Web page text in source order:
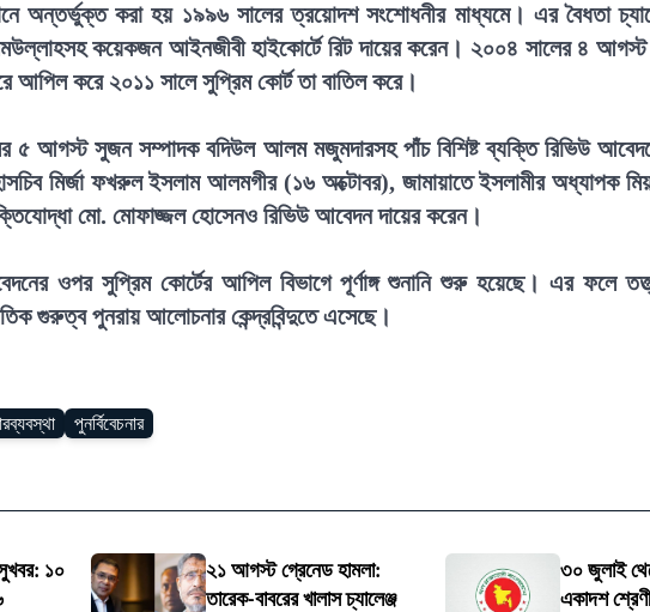
অন্তর্ভুক্ত করা হয় ১৯৯৬ সালের ত্রয়োদশ সংশোধনীর মাধ্যমে। এর বৈধতা
কয়েকজন আইনজীবী হাইকোর্টে রিট দায়ের করেন। ২০০৪ সালের ৪ আগস্ট
আপিল করে ২০১১ সালে সুপ্রিম কোর্ট তা বাতিল করে।
৫ আগস্ট সুজন সম্পাদক বদিউল আলম মজুমদারসহ পাঁচ বিশিষ্ট ব্যক্তি রিভিউ
মির্জা ফখরুল ইসলাম আলমগীর (১৬ অক্টোবর), জামায়াতে ইসলামীর অধ্যাপক
মো. মোফাজ্জল হোসেনও রিভিউ আবেদন দায়ের করেন।
ওপর সুপ্রিম কোর্টের আপিল বিভাগে পূর্ণাঙ্গ শুনানি শুরু হয়েছে। এর ফলে
গুরুত্ব পুনরায় আলোচনার কেন্দ্রবিন্দুতে এসেছে।
পুনর্বিবেচনার
১০
২১ আগস্ট গ্রেনেড হামলা:
তারেক-বাবরের খালাস চ্যালেঞ্জ
৩০ জুলাই
একাদশ